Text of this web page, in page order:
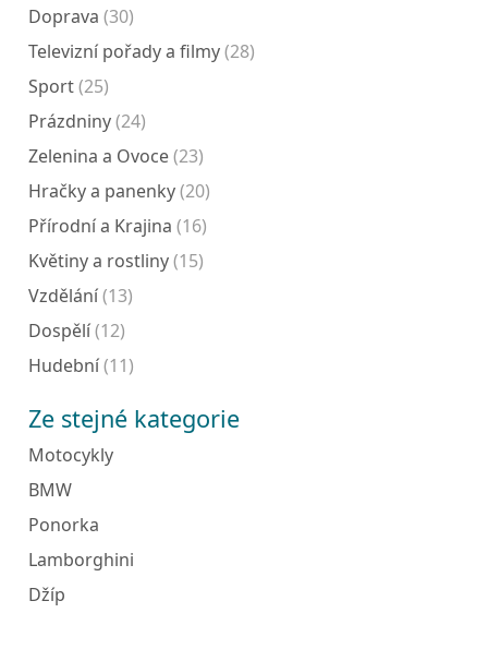
Doprava (30)
Televizní pořady a filmy(28)
Sport(25)
Prázdniny(24)
Zelenina a Ovoce(23)
Hračky a panenky(20)
Přírodní a Krajina (16)
Květiny a rostliny(15)
Vzdělání(13)
Dospělí(12)
Hudební(11)
Ze stejné kategorie
Motocykly
BMW
Ponorka
Lamborghini
Džíp